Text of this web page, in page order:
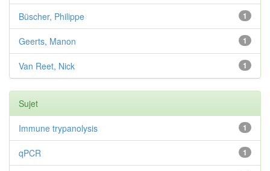
1
Büscher, Philippe
1
Geerts, Manon
1
Van Reet, Nick
Sujet
1
Immune trypanolysis
1
qPCR